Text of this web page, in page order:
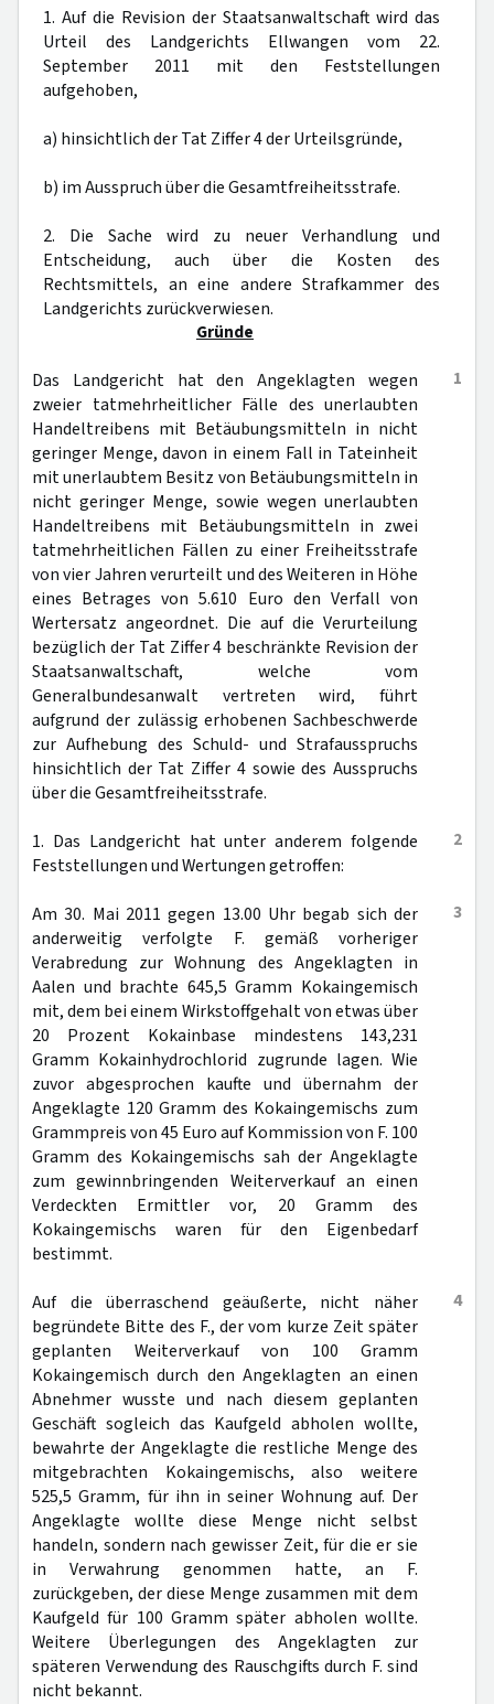
1. Auf die Revision der Staatsanwaltschaft wird das
Urteil des Landgerichts Ellwangen vom 22.
September 2011 mit den Feststellungen
aufgehoben,
a) hinsichtlich der Tat Ziffer 4 der Urteilsgründe,
b) im Ausspruch über die Gesamtfreiheitsstrafe.
2. Die Sache wird zu neuer Verhandlung und
Entscheidung, auch über die Kosten des
Rechtsmittels, an eine andere Strafkammer des
Landgerichts zurückverwiesen.
Gründe
1
Das Landgericht hat den Angeklagten wegen
zweier tatmehrheitlicher Fälle des unerlaubten
Handeltreibens mit Betäubungsmitteln in nicht
geringer Menge, davon in einem Fall in Tateinheit
mit unerlaubtem Besitz von Betäubungsmitteln in
nicht geringer Menge, sowie wegen unerlaubten
Handeltreibens mit Betäubungsmitteln in zwei
tatmehrheitlichen Fällen zu einer Freiheitsstrafe
von vier Jahren verurteilt und des Weiteren in Höhe
eines Betrages von 5.610 Euro den Verfall von
Wertersatz angeordnet. Die auf die Verurteilung
bezüglich der Tat Ziffer 4 beschränkte Revision der
Staatsanwaltschaft, welche vom
Generalbundesanwalt vertreten wird, führt
aufgrund der zulässig erhobenen Sachbeschwerde
zur Aufhebung des Schuld- und Strafausspruchs
hinsichtlich der Tat Ziffer 4 sowie des Ausspruchs
über die Gesamtfreiheitsstrafe.
2
1. Das Landgericht hat unter anderem folgende
Feststellungen und Wertungen getroffen:
3
Am 30. Mai 2011 gegen 13.00 Uhr begab sich der
anderweitig verfolgte F. gemäß vorheriger
Verabredung zur Wohnung des Angeklagten in
Aalen und brachte 645,5 Gramm Kokaingemisch
mit, dem bei einem Wirkstoffgehalt von etwas über
20 Prozent Kokainbase mindestens 143,231
Gramm Kokainhydrochlorid zugrunde lagen. Wie
zuvor abgesprochen kaufte und übernahm der
Angeklagte 120 Gramm des Kokaingemischs zum
Grammpreis von 45 Euro auf Kommission von F. 100
Gramm des Kokaingemischs sah der Angeklagte
zum gewinnbringenden Weiterverkauf an einen
Verdeckten Ermittler vor, 20 Gramm des
Kokaingemischs waren für den Eigenbedarf
bestimmt.
4
Auf die überraschend geäußerte, nicht näher
begründete Bitte des F., der vom kurze Zeit später
geplanten Weiterverkauf von 100 Gramm
Kokaingemisch durch den Angeklagten an einen
Abnehmer wusste und nach diesem geplanten
Geschäft sogleich das Kaufgeld abholen wollte,
bewahrte der Angeklagte die restliche Menge des
mitgebrachten Kokaingemischs, also weitere
525,5 Gramm, für ihn in seiner Wohnung auf. Der
Angeklagte wollte diese Menge nicht selbst
handeln, sondern nach gewisser Zeit, für die er sie
in Verwahrung genommen hatte, an F.
zurückgeben, der diese Menge zusammen mit dem
Kaufgeld für 100 Gramm später abholen wollte.
Weitere Überlegungen des Angeklagten zur
späteren Verwendung des Rauschgifts durch F. sind
nicht bekannt.